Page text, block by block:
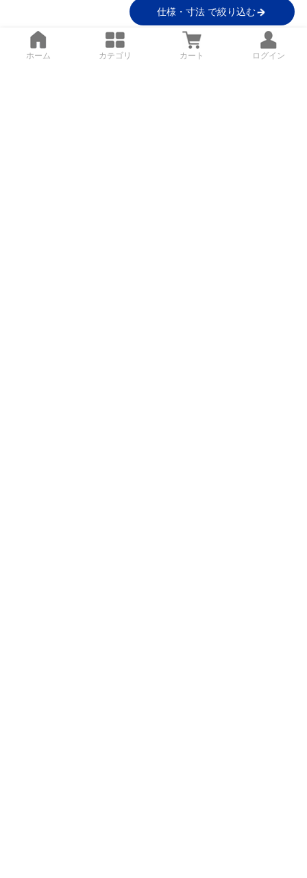
仕様・寸法 で絞り込む
ホーム カテゴリ カート ログイン